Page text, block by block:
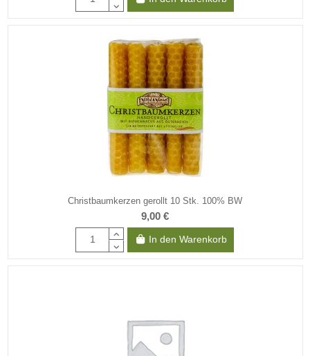
Christbaumkerzen gerollt 10 Stk. 100% BW
9,00 €
In den Warenkorb